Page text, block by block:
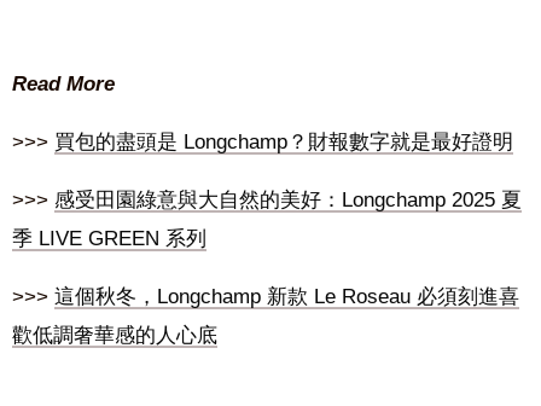
Read More
>>> 買包的盡頭是 Longchamp？財報數字就是最好證明
>>> 感受田園綠意與大自然的美好：Longchamp 2025 夏
季 LIVE GREEN 系列
>>> 這個秋冬，Longchamp 新款 Le Roseau 必須刻進喜
歡低調奢華感的人心底